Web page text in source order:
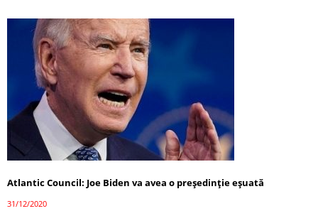
Atlantic Council: Joe Biden va avea o președinție eșuată
31/12/2020